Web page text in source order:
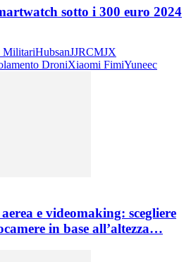
sotto i 300 euro 2024
MilitariHubsanJJRCMJX
DroniXiaomi FimiYuneec
e videomaking: scegliere
in base all’altezza…